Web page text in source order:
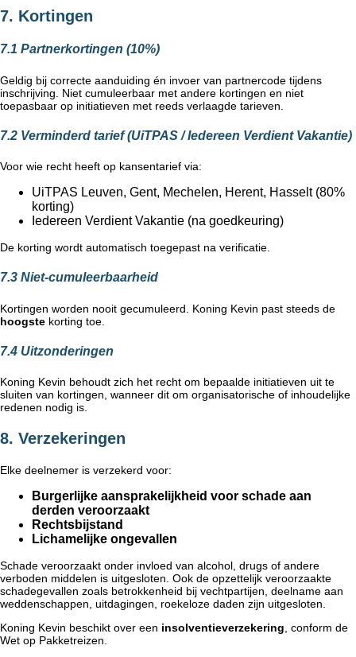
7. Kortingen
7.1 Partnerkortingen (10%)
Geldig bij correcte aanduiding én invoer van partnercode tijdens
inschrijving. Niet cumuleerbaar met andere kortingen en niet
toepasbaar op initiatieven met reeds verlaagde tarieven.
7.2 Verminderd tarief (UiTPAS / Iedereen Verdient Vakantie)
Voor wie recht heeft op kansentarief via:
UiTPAS Leuven, Gent, Mechelen, Herent, Hasselt (80%
korting)
Iedereen Verdient Vakantie (na goedkeuring)
De korting wordt automatisch toegepast na verificatie.
7.3 Niet-cumuleerbaarheid
Kortingen worden nooit gecumuleerd. Koning Kevin past steeds de
hoogste korting toe.
7.4 Uitzonderingen
Koning Kevin behoudt zich het recht om bepaalde initiatieven uit te
sluiten van kortingen, wanneer dit om organisatorische of inhoudelijke
redenen nodig is.
8. Verzekeringen
Elke deelnemer is verzekerd voor:
Burgerlijke aansprakelijkheid voor schade aan
derden veroorzaakt
Rechtsbijstand
Lichamelijke ongevallen
Schade veroorzaakt onder invloed van alcohol, drugs of andere
verboden middelen is uitgesloten. Ook de opzettelijk veroorzaakte
schadegevallen zoals betrokkenheid bij vechtpartijen, deelname aan
weddenschappen, uitdagingen, roekeloze daden zijn uitgesloten.
Koning Kevin beschikt over een insolventieverzekering, conform de
Wet op Pakketreizen.